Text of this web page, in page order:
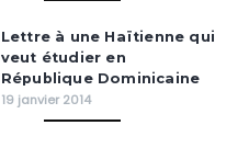
Lettre à une Haïtienne qui
veut étudier en
République Dominicaine
19 janvier 2014